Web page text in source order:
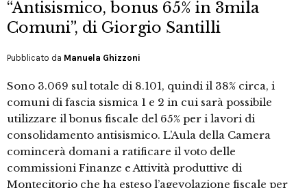
“Antisismico, bonus 65% in 3mila
Comuni”, di Giorgio Santilli
Pubblicato da Manuela Ghizzoni
Sono 3.069 sul totale di 8.101, quindi il 38% circa, i
comuni di fascia sismica 1 e 2 in cui sarà possibile
utilizzare il bonus fiscale del 65% per i lavori di
consolidamento antisismico. L’Aula della Camera
comincerà domani a ratificare il voto delle
commissioni Finanze e Attività produttive di
Montecitorio che ha esteso l’agevolazione fiscale per